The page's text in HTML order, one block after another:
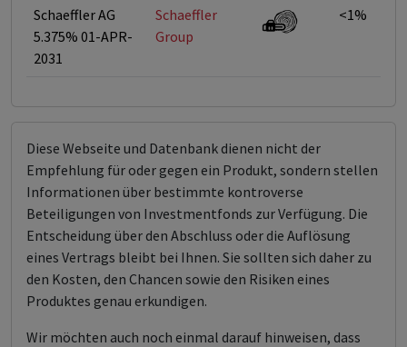
Schaeffler AG
5.375% 01-APR-
2031
Schaeffler
Group
<1%
Diese Webseite und Datenbank dienen nicht der
Empfehlung für oder gegen ein Produkt, sondern stellen
Informationen über bestimmte kontroverse
Beteiligungen von Investmentfonds zur Verfügung. Die
Entscheidung über den Abschluss oder die Auflösung
eines Vertrags bleibt bei Ihnen. Sie sollten sich daher zu
den Kosten, den Chancen sowie den Risiken eines
Produktes genau erkundigen.
Wir möchten auch noch einmal darauf hinweisen, dass